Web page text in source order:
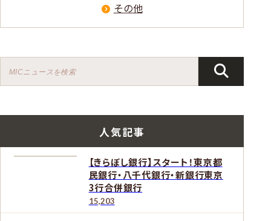
その他
人気記事
【きらぼし銀行】スタート！東京都
民銀行・八千代銀行・新銀行東京
3行合併銀行
15,203